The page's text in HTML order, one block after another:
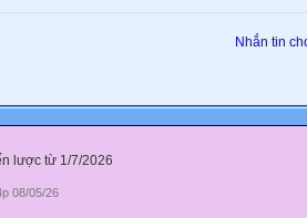
Nhắn tin
lược từ 1/7/2026
08/05/26